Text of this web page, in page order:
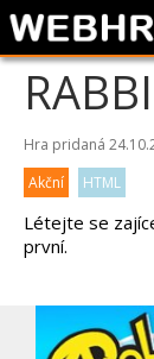
Hra pridaná
Akční
HTML
Létejte se
první.